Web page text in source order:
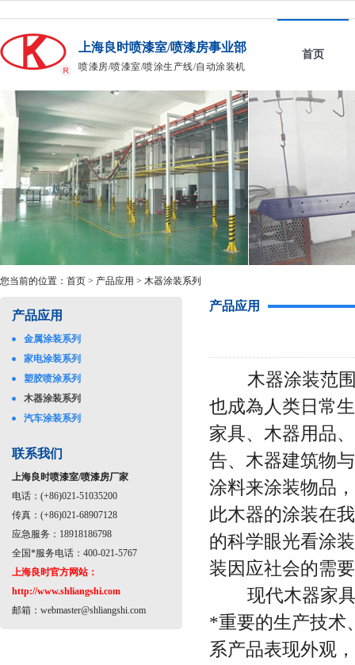
上海良时喷漆室/喷漆房事业部
喷漆房/喷漆室/喷涂生产线/自动涂装机
首页
您当前的位置： 首页 > 产品应用 > 木器涂装系列
产品应用
金属涂装系列
家电涂装系列
塑胶喷涂系列
木器涂装系列
汽车涂装系列
联系我们
上海良时喷漆室/喷漆房厂家
电话：(+86)021-51035200
传真：(+86)021-68907128
应急服务：18918186798
全国*服务电话：400-021-5767
上海良时官方网站：
http://www.shliangshi.com
邮箱： webmaster@shliangshi.com
产品应用
木器涂装范围
也成為人类日常
家具、木器用品
告、木器建筑物
涂料来涂装物品
此木器的涂装在
的科学眼光看涂
装因应社会的需
现代木器家具
*重要的生产技术
系产品表现外观